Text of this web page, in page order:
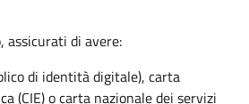
assicurati di avere:
di identità digitale), carta
(CIE) o carta nazionale dei servizi